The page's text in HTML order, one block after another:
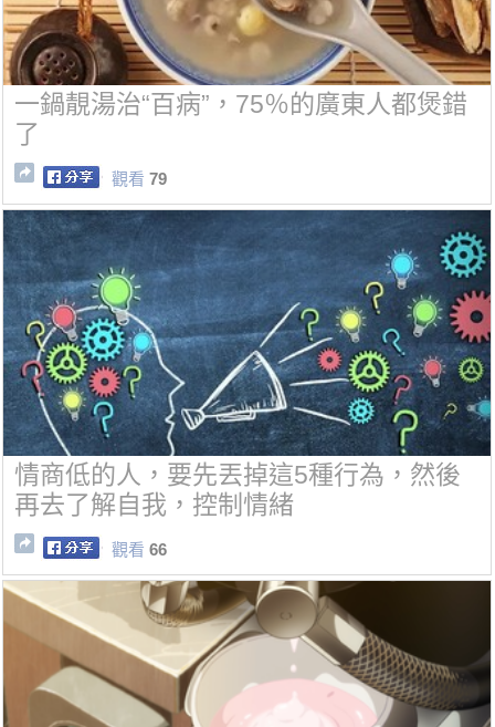
一鍋靚湯治“百病”，75％的廣東人都煲錯
了
觀看 79
情商低的人，要先丟掉這5種行為，然後
再去了解自我，控制情緒
觀看 66